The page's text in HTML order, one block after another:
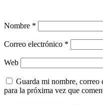
Nombre *
Correo electrónico *
Web
Guarda mi nombre, correo
para la próxima vez que